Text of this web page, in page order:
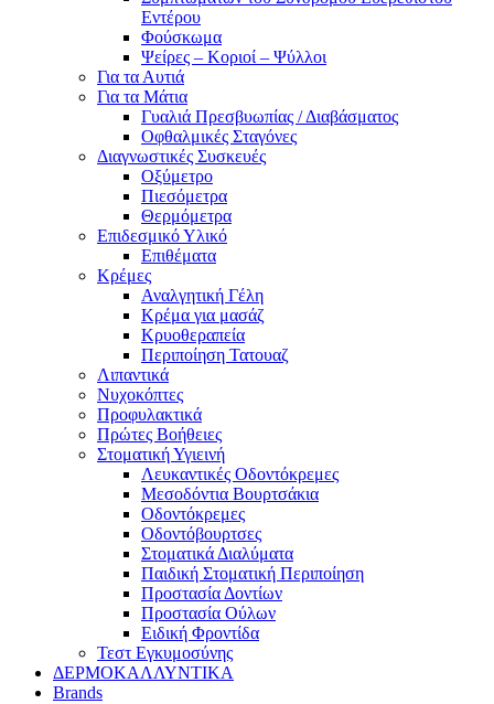
Εντέρου
Φούσκωμα
Ψείρες – Κοριοί – Ψύλλοι
Για τα Αυτιά
Για τα Μάτια
Γυαλιά Πρεσβυωπίας / Διαβάσματος
Οφθαλμικές Σταγόνες
Διαγνωστικές Συσκευές
Οξύμετρο
Πιεσόμετρα
Θερμόμετρα
Επιδεσμικό Υλικό
Επιθέματα
Κρέμες
Αναλγητική Γέλη
Κρέμα για μασάζ
Κρυοθεραπεία
Περιποίηση Τατουαζ
Λιπαντικά
Νυχοκόπτες
Προφυλακτικά
Πρώτες Βοήθειες
Στοματική Υγιεινή
Λευκαντικές Οδοντόκρεμες
Μεσοδόντια Βουρτσάκια
Οδοντόκρεμες
Οδοντόβουρτσες
Στοματικά Διαλύματα
Παιδική Στοματική Περιποίηση
Προστασία Δοντίων
Προστασία Ούλων
Ειδική Φροντίδα
Τεστ Εγκυμοσύνης
ΔΕΡΜΟΚΑΛΛΥΝΤΙΚΑ
Brands